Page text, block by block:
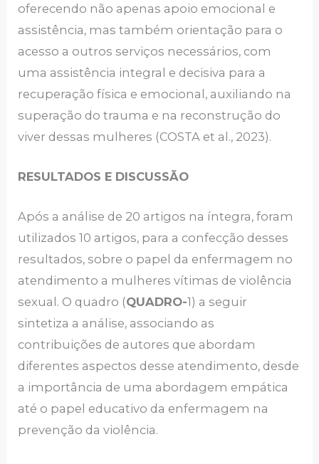
oferecendo não apenas apoio emocional e
assistência, mas também orientação para o
acesso a outros serviços necessários, com
uma assistência integral e decisiva para a
recuperação física e emocional, auxiliando na
superação do trauma e na reconstrução do
viver dessas mulheres (COSTA et al., 2023).
RESULTADOS E DISCUSSÃO
Após a análise de 20 artigos na íntegra, foram
utilizados 10 artigos, para a confecção desses
resultados, sobre o papel da enfermagem no
atendimento a mulheres vítimas de violência
sexual. O quadro (QUADRO-1) a seguir
sintetiza a análise, associando as
contribuições de autores que abordam
diferentes aspectos desse atendimento, desde
a importância de uma abordagem empática
até o papel educativo da enfermagem na
prevenção da violência.